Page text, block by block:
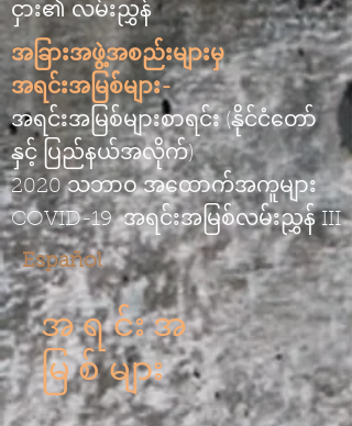
ငှား၏ လမ်းညွှန်
အခြားအဖွဲ့အစည်းများမှ
အရင်းအမြစ်များ-
အရင်းအမြစ်များစာရင်း (နိုင်ငံတော်
နှင့် ပြည်နယ်အလိုက်)
2020 သဘာဝ အထောက်အကူများ
COVID-19 အရင်းအမြစ်လမ်းညွှန် III
Español
အရင်းအ
မြစ်များ